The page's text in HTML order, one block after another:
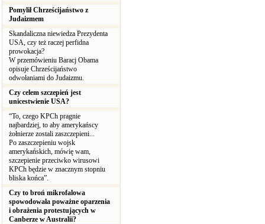
Pomylił Chrześcijaństwo z
Judaizmem
Skandaliczna niewiedza Prezydenta
USA, czy też raczej perfidna
prowokacja?
W przemówieniu Baracj Obama
opisuje Chrześcijaństwo
odwołaniami do Judaizmu.
Czy celem szczepień jest
unicestwienie USA?
“To, czego KPCh pragnie
najbardziej, to aby amerykańscy
żołnierze zostali zaszczepieni...
Po zaszczepieniu wojsk
amerykańskich, mówię wam,
szczepienie przeciwko wirusowi
KPCh będzie w znacznym stopniu
bliska końca”.
Czy to broń mikrofalowa
spowodowała poważne oparzenia
i obrażenia protestujących w
Canberze w Australii?